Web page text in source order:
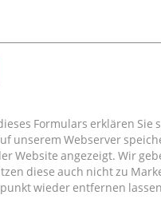
Formulars erklären
unserem Webserver
Website angezeigt. Wir
diese auch nicht zu
wieder entfernen